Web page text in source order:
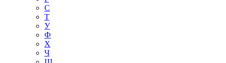
С
Т
У
Ф
Х
Ч